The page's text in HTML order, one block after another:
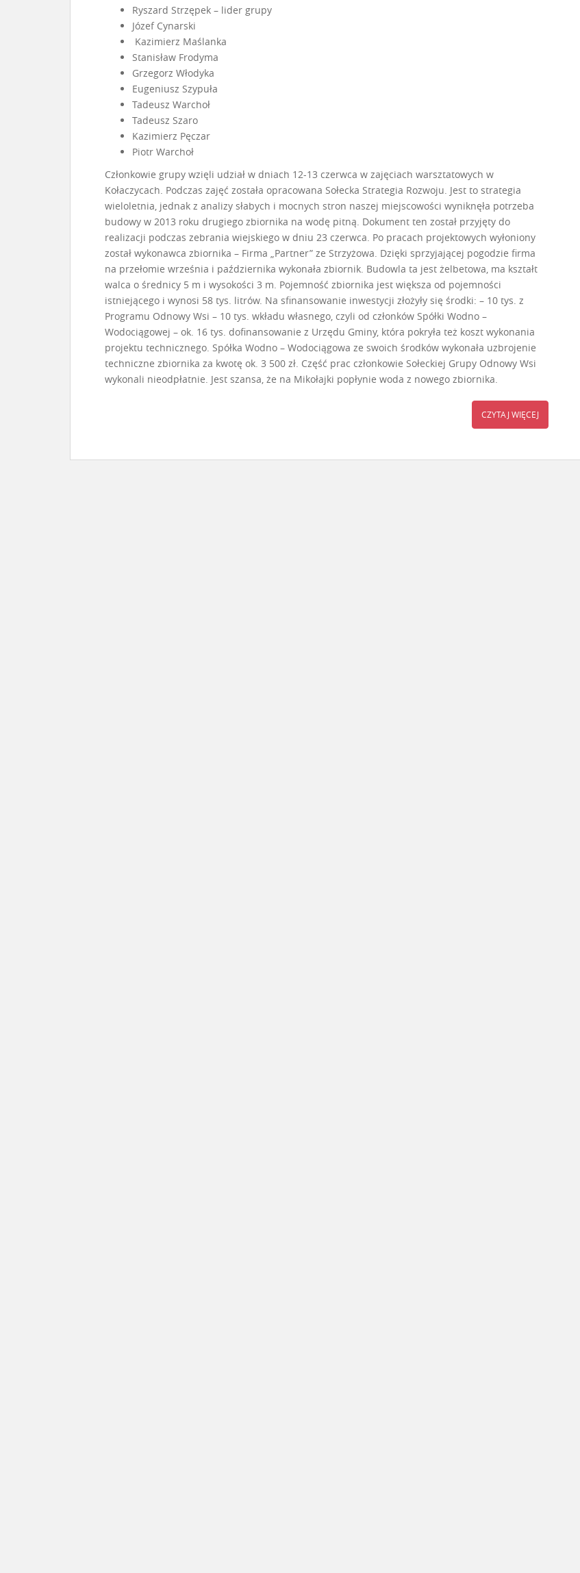
Ryszard Strzępek – lider grupy
Józef Cynarski
Kazimierz Maślanka
Stanisław Frodyma
Grzegorz Włodyka
Eugeniusz Szypuła
Tadeusz Warchoł
Tadeusz Szaro
Kazimierz Pęczar
Piotr Warchoł
Członkowie grupy wzięli udział w dniach 12-13 czerwca w zajęciach warsztatowych w
Kołaczycach. Podczas zajęć została opracowana Sołecka Strategia Rozwoju. Jest to strategia
wieloletnia, jednak z analizy słabych i mocnych stron naszej miejscowości wyniknęła potrzeba
budowy w 2013 roku drugiego zbiornika na wodę pitną. Dokument ten został przyjęty do
realizacji podczas zebrania wiejskiego w dniu 23 czerwca. Po pracach projektowych wyłoniony
został wykonawca zbiornika – Firma „Partner” ze Strzyżowa. Dzięki sprzyjającej pogodzie firma
na przełomie września i października wykonała zbiornik. Budowla ta jest żelbetowa, ma kształt
walca o średnicy 5 m i wysokości 3 m. Pojemność zbiornika jest większa od pojemności
istniejącego i wynosi 58 tys. litrów. Na sfinansowanie inwestycji złożyły się środki: – 10 tys. z
Programu Odnowy Wsi – 10 tys. wkładu własnego, czyli od członków Spółki Wodno –
Wodociągowej – ok. 16 tys. dofinansowanie z Urzędu Gminy, która pokryła też koszt wykonania
projektu technicznego. Spółka Wodno – Wodociągowa ze swoich środków wykonała uzbrojenie
techniczne zbiornika za kwotę ok. 3 500 zł. Część prac członkowie Sołeckiej Grupy Odnowy Wsi
wykonali nieodpłatnie. Jest szansa, że na Mikołajki popłynie woda z nowego zbiornika.
CZYTAJ WIĘCEJ